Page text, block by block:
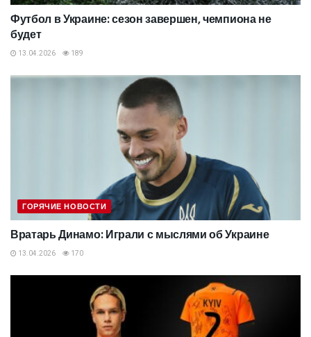
Футбол в Украине: сезон завершен, чемпиона не
будет
13.04.2026 189
ГОРЯЧИЕ НОВОСТИ
Вратарь Динамо: Играли с мыслями об Украине
13.04.2026 170